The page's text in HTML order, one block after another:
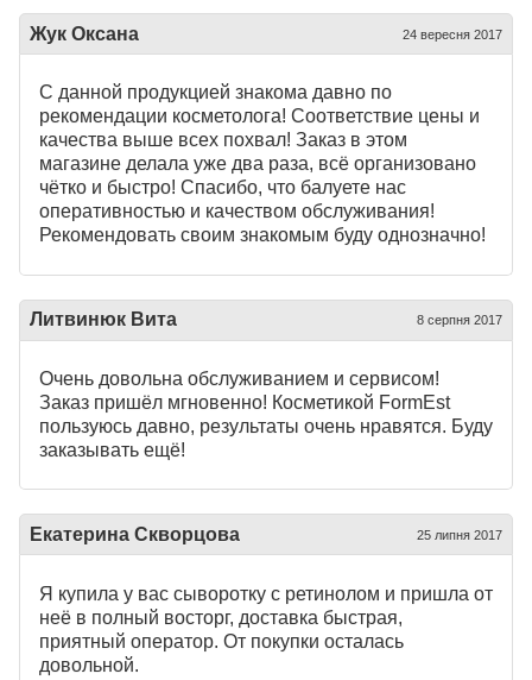
Жук Оксана 24 вересня 2017
С данной продукцией знакома давно по
рекомендации косметолога! Соответствие цены и
качества выше всех похвал! Заказ в этом
магазине делала уже два раза, всё организовано
чётко и быстро! Спасибо, что балуете нас
оперативностью и качеством обслуживания!
Рекомендовать своим знакомым буду однозначно!
Литвинюк Вита 8 серпня 2017
Очень довольна обслуживанием и сервисом!
Заказ пришёл мгновенно! Косметикой FormEst
пользуюсь давно, результаты очень нравятся. Буду
заказывать ещё!
Екатерина Скворцова 25 липня 2017
Я купила у вас сыворотку с ретинолом и пришла от
неё в полный восторг, доставка быстрая,
приятный оператор. От покупки осталась
довольной.